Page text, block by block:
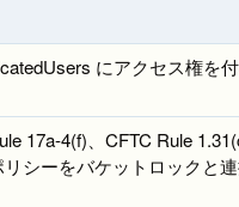
にアクセス権を
17a-4(f)、CFTC Rule
シーをバケットロックと